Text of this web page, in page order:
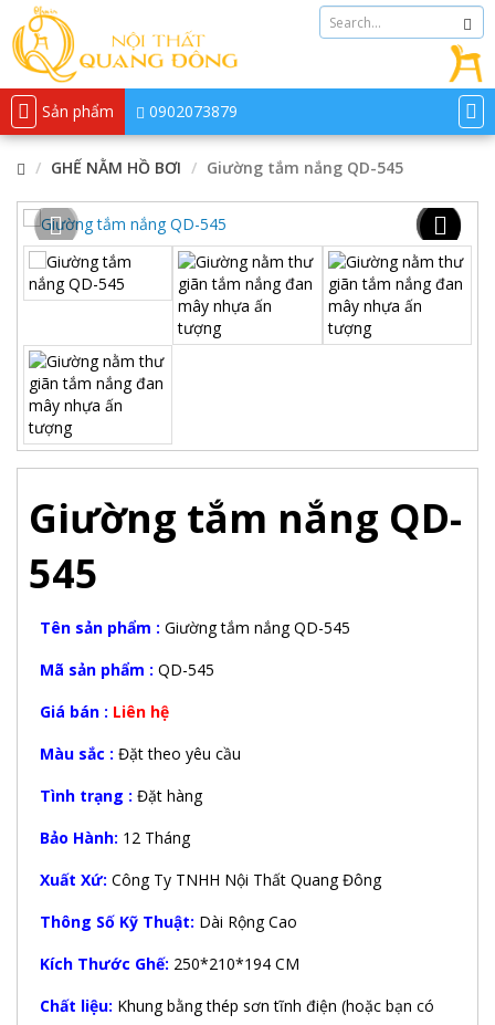
Sản phẩm 0902073879
GHẾ NẰM HỒ BƠI Giường tắm nắng QD-545
Giường tắm nắng QD-
545
Tên sản phẩm : Giường tắm nắng QD-545
Mã sản phẩm : QD-545
Giá bán : Liên hệ
Màu sắc : Đặt theo yêu cầu
Tình trạng : Đặt hàng
Bảo Hành: 12 Tháng
Xuất Xứ: Công Ty TNHH Nội Thất Quang Đông
Thông Số Kỹ Thuật: Dài Rộng Cao
Kích Thước Ghế: 250*210*194 CM
Chất liệu: Khung bằng thép sơn tĩnh điện (hoặc bạn có